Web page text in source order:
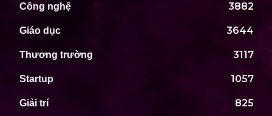
Công nghệ 3882
Giáo dục 3644
Thương trường 3117
Startup 1057
Giải trí 825